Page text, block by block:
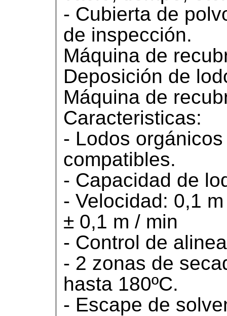
- Cubierta de
de inspección.
Máquina de
Deposición de
Máquina de
Caracteristicas:
- Lodos
compatibles.
- Capacidad de
- Velocidad: 0,1
± 0,1 m / min
- Control de
- 2 zonas de
hasta 180ºC.
- Escape de